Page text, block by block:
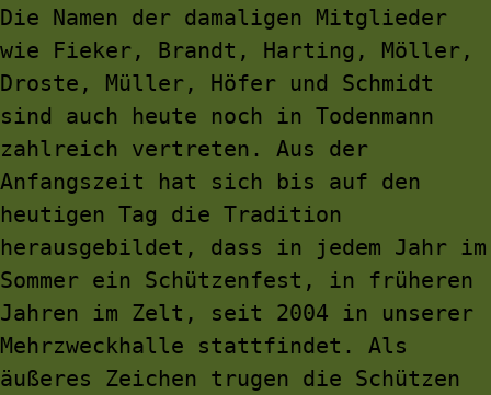
Die Namen der damaligen Mitglieder
wie Fieker, Brandt, Harting, Möller,
Droste, Müller, Höfer und Schmidt
sind auch heute noch in Todenmann
zahlreich vertreten. Aus der
Anfangszeit hat sich bis auf den
heutigen Tag die Tradition
herausgebildet, dass in jedem Jahr im
Sommer ein Schützenfest, in früheren
Jahren im Zelt, seit 2004 in unserer
Mehrzweckhalle stattfindet. Als
äußeres Zeichen trugen die Schützen